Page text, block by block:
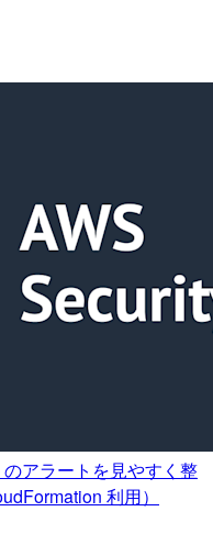
アラートを見やすく整
利用）